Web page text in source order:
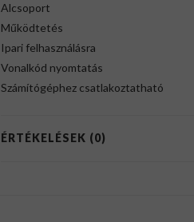
Alcsoport
Működtetés
Ipari felhasználásra
Vonalkód nyomtatás
Számítógéphez csatlakoztatható
ÉRTÉKELÉSEK (0)